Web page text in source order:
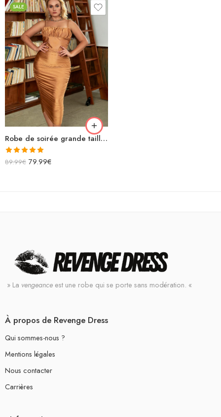
SALE
Robe de soirée grande taille dorée midi bretelles en satin
Note5.00
89.99€ 79.99€
» La vengeance est une robe qui se porte sans modération. «
À propos de Revenge Dress
Qui sommes-nous ?
Mentions légales
Nous contacter
Carrières